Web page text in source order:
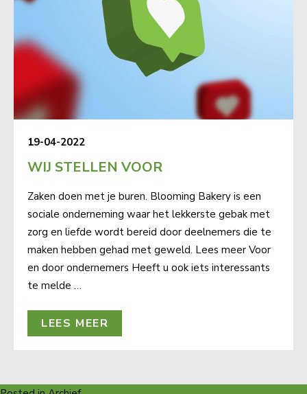
19-04-2022
WIJ STELLEN VOOR
Zaken doen met je buren. Blooming Bakery is een
sociale onderneming waar het lekkerste gebak met
zorg en liefde wordt bereid door deelnemers die te
maken hebben gehad met geweld. Lees meer Voor
en door ondernemers Heeft u ook iets interessants
te melde …
LEES MEER